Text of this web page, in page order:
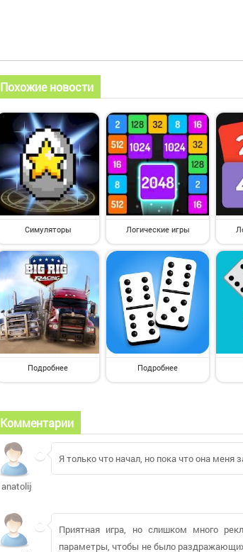
Похожие новости
Симуляторы Логические игры
Подробнее Подробнее
Комментарии
anatolij07732
Я только что начал, но пока что она меня
Приятная игра, но слишком много
параметры, чтобы не было